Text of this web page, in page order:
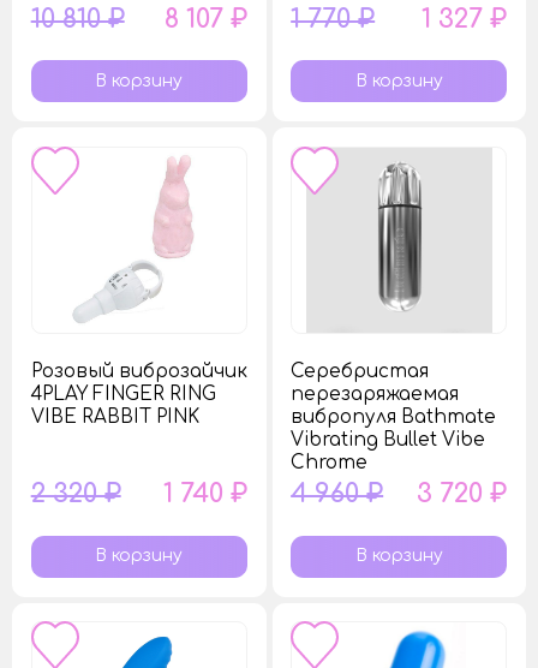
10 810 ₽ 8 107 ₽ 1 770 ₽ 1 327 ₽
Розовый виброзайчик
4PLAY FINGER RING
VIBE RABBIT PINK
2 320 ₽ 1 740 ₽
Серебристая
перезаряжаемая
вибропуля Bathmate
Vibrating Bullet Vibe
Chrome
4 960 ₽ 3 720 ₽